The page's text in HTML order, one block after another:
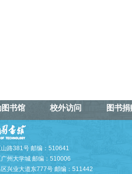
书馆 校外访问 图书捐
路381号 邮编：510641
州大学城 邮编：510006
兴业大道东777号 邮编：511442